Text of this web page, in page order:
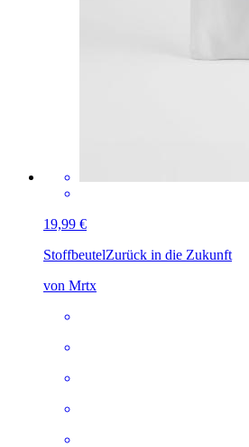
19,99 €
StoffbeutelZurück in die Zukunft
von Mrtx